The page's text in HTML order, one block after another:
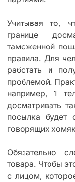
Учитывая то,
границе
таможенной
правила. Для
работать и
проблемой.
например, 1
досматривать
посылка будет
говорящих
Обязательно
товара. Чтобы
с лицом,